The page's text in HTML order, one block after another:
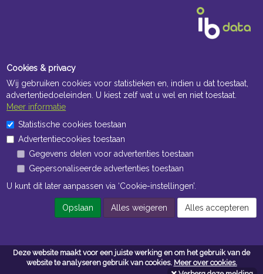
Deze website maakt voor een juiste werking en om het gebruik van de
website te analyseren gebruik van cookies. Meer over cookies.
Openingstijden Kantoor
ma t/m vr 8:30 uur tot 17:00 uur
Openingstijden Magazijn
ma t/m vr 7:00 uur tot 16:30 uur
Algemene voorwaarden
Cookies & privacy
Wij gebruiken cookies voor statistieken en, indien u dat toestaat,
advertentiedoeleinden. U kiest zelf wat u wel en niet toestaat.
Meer informatie
Statistische cookies toestaan
Advertentiecookies toestaan
Gegevens delen voor advertenties toestaan
Gepersonaliseerde advertenties toestaan
U kunt dit later aanpassen via ‘Cookie-instellingen’.
Opslaan Alles weigeren Alles accepteren